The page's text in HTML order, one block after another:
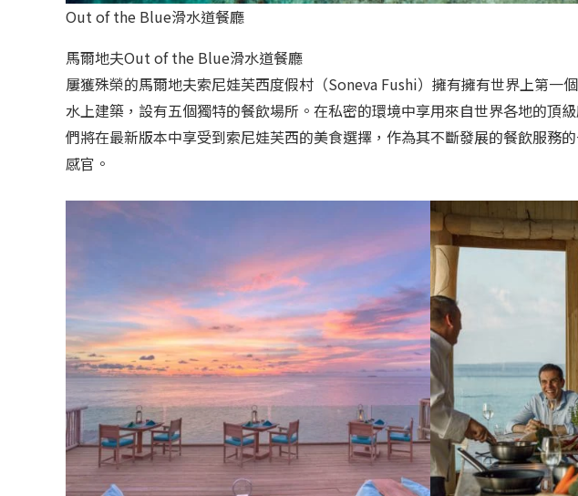
Out of the Blue滑水道餐廳
馬爾地夫Out of the Blue滑水道餐廳
屢獲殊榮的馬爾地夫索尼娃芙西度假村（Soneva Fushi）擁有擁有世界上第
水上建築，設有五個獨特的餐飲場所。在私密的環境中享用來自世界各地的頂
們將在最新版本中享受到索尼娃芙西的美食選擇，作為其不斷發展的餐飲服務
感官。